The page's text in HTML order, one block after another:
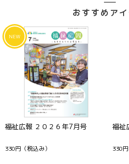
おすすめア
福祉広報 ２０２６年7月号
330円 （税込み）
福祉
330円